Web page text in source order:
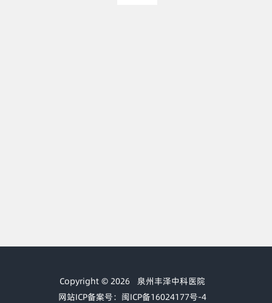
Copyright © 2026 泉州丰泽中科医院
网站ICP备案号：闽ICP备16024177号-4